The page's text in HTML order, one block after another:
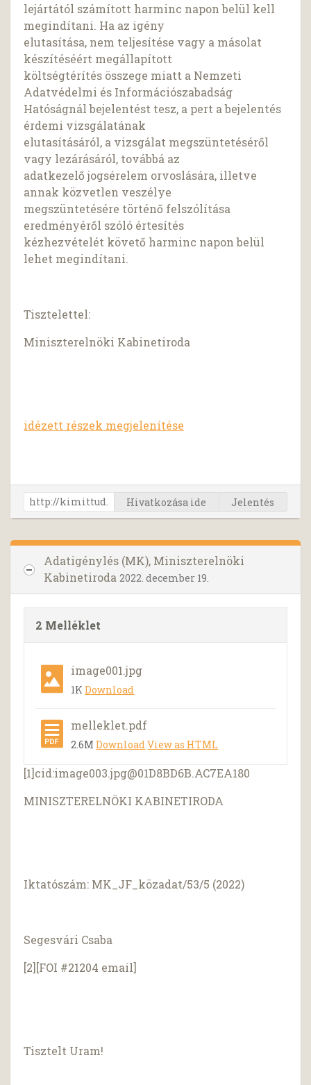
lejártától számított harminc napon belül kell
megindítani. Ha az igény
elutasítása, nem teljesítése vagy a másolat
készítéséért megállapított
költségtérítés összege miatt a Nemzeti
Adatvédelmi és Információszabadság
Hatóságnál bejelentést tesz, a pert a bejelentés
érdemi vizsgálatának
elutasításáról, a vizsgálat megszüntetéséről
vagy lezárásáról, továbbá az
adatkezelő jogsérelem orvoslására, illetve
annak közvetlen veszélye
megszüntetésére történő felszólítása
eredményéről szóló értesítés
kézhezvételét követő harminc napon belül
lehet megindítani.
Tisztelettel:
Miniszterelnöki Kabinetiroda
idézett részek megjelenítése
Hivatkozása ide Jelentés
Adatigénylés (MK), Miniszterelnöki
Kabinetiroda 2022. december 19.
2 Melléklet
image001.jpg
1KDownload
melleklet.pdf
2.6MDownload View as HTML
[1]cid:image003.jpg@01D8BD6B.AC7EA180
MINISZTERELNÖKI KABINETIRODA
Iktatószám: MK_JF_közadat/53/5 (2022)
Segesvári Csaba
[2][FOI #21204 email]
Tisztelt Uram!